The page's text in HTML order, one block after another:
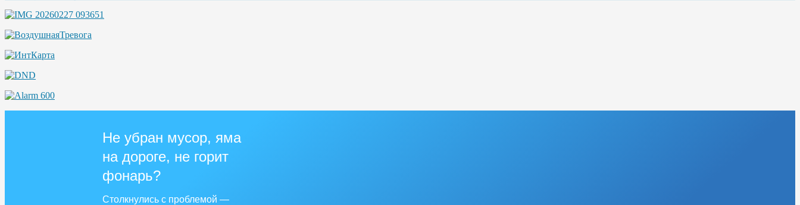
Не убран мусор, яма
на дороге, не горит
фонарь?
Столкнулись с проблемой —